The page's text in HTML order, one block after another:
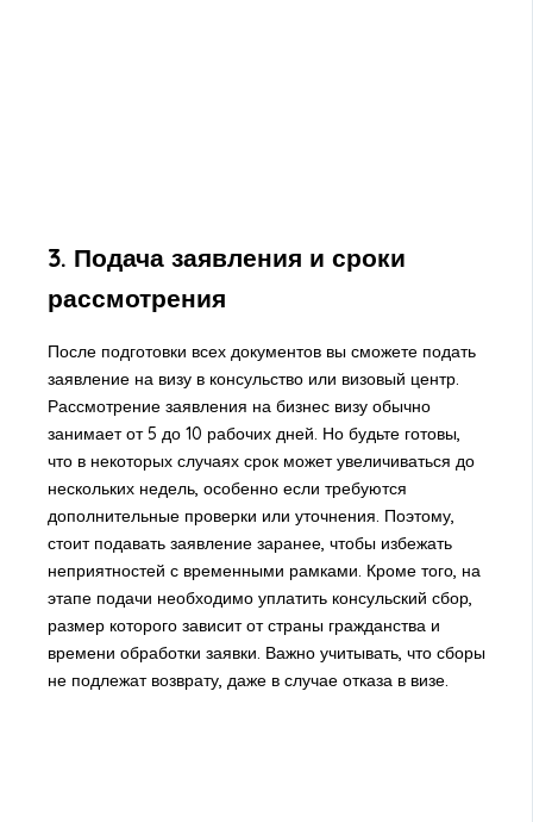
3. Подача заявления и сроки
рассмотрения
После подготовки всех документов вы сможете подать
заявление на визу в консульство или визовый центр.
Рассмотрение заявления на бизнес визу обычно
занимает от 5 до 10 рабочих дней. Но будьте готовы,
что в некоторых случаях срок может увеличиваться до
нескольких недель, особенно если требуются
дополнительные проверки или уточнения. Поэтому,
стоит подавать заявление заранее, чтобы избежать
неприятностей с временными рамками. Кроме того, на
этапе подачи необходимо уплатить консульский сбор,
размер которого зависит от страны гражданства и
времени обработки заявки. Важно учитывать, что сборы
не подлежат возврату, даже в случае отказа в визе.